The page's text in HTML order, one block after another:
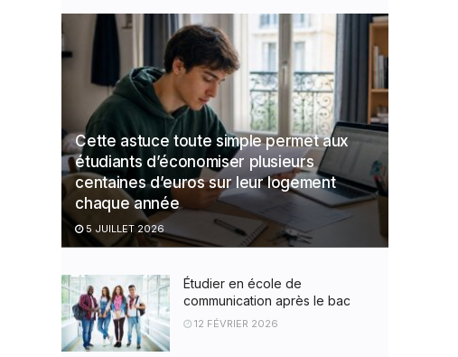
Cette astuce toute simple permet aux
étudiants d’économiser plusieurs
centaines d’euros sur leur logement
chaque année
5 JUILLET 2026
Étudier en école de
communication après le bac
12 FÉVRIER 2026